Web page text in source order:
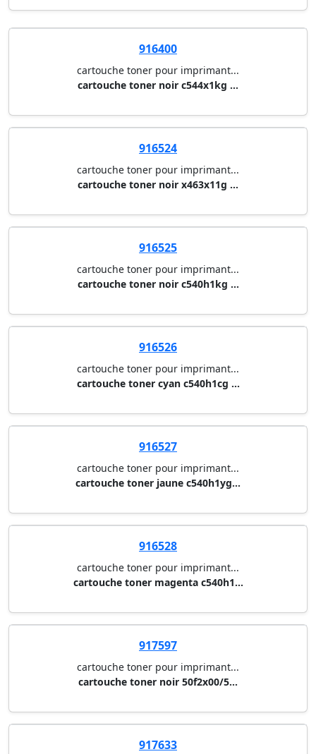
916400
cartouche toner pour imprimant...
cartouche toner noir c544x1kg ...
916524
cartouche toner pour imprimant...
cartouche toner noir x463x11g ...
916525
cartouche toner pour imprimant...
cartouche toner noir c540h1kg ...
916526
cartouche toner pour imprimant...
cartouche toner cyan c540h1cg ...
916527
cartouche toner pour imprimant...
cartouche toner jaune c540h1yg...
916528
cartouche toner pour imprimant...
cartouche toner magenta c540h1...
917597
cartouche toner pour imprimant...
cartouche toner noir 50f2x00/5...
917633